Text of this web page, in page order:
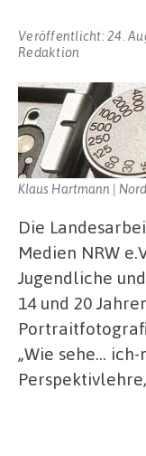
Veröffentlicht:24.
Redaktion
Klaus Hartmann |
Die
Medien NRW
Jugendliche
14 und 20
„Wie sehe…